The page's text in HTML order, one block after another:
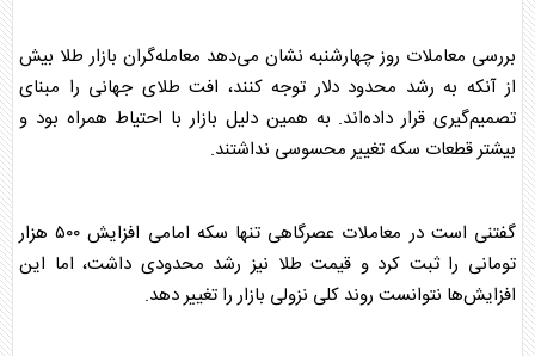
بررسی معاملات روز چهارشنبه نشان می‌دهد معامله‌گران بازار طلا بیش
از آنکه به رشد محدود دلار توجه کنند، افت طلای جهانی را مبنای
تصمیم‌گیری قرار داده‌اند. به همین دلیل بازار با احتیاط همراه بود و
بیشتر قطعات سکهتغییر محسوسی نداشتند.
گفتنی است در معاملات عصرگاهی تنها سکه
امامی افزایش ۵۰۰ هزار
تومانی را ثبت کرد و قیمت طلا نیز رشد محدودی داشت، اما این
افزایش‌ها نتوانست روند کلی نزولی بازار را تغییر دهد.